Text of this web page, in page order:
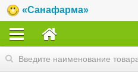
«Санафарма»